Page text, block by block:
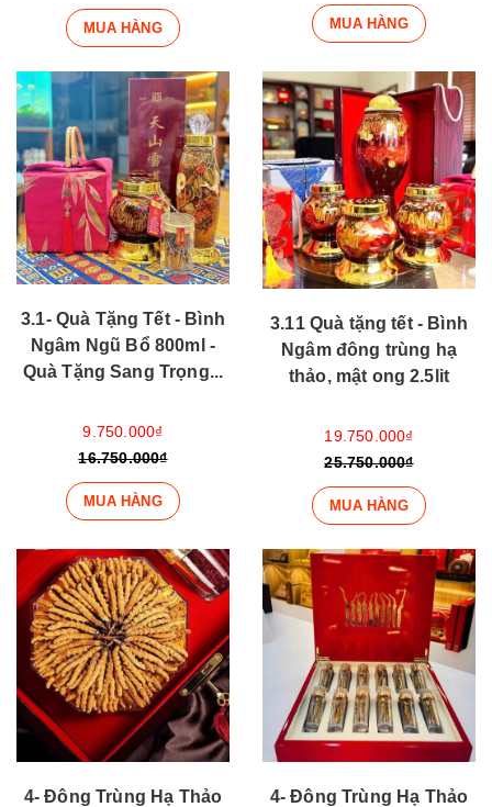
MUA HÀNG MUA HÀNG
3.1- Quà Tặng Tết - Bình
Ngâm Ngũ Bổ 800ml -
Quà Tặng Sang Trọng...
9.750.000₫
16.750.000₫
MUA HÀNG
3.11 Quà tặng tết - Bình
Ngâm đông trùng hạ
thảo, mật ong 2.5lit
19.750.000₫
25.750.000₫
MUA HÀNG
4- Đông Trùng Hạ Thảo
4- Đông Trùng Hạ Thảo